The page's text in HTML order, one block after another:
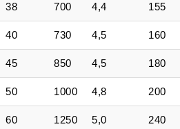
38 700 4,4 155
40 730 4,5 160
45 850 4,5 180
50 1000 4,8 200
60 1250 5,0 240